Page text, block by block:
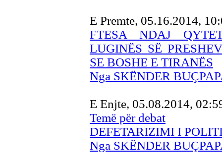
E Premte, 05.16.2014,
FTESA NDAJ
LUGINËS SË
SE BOSHE E TIRANËS
Nga SKËNDER
E Enjte, 05.08.2014,
Temë për debat
DEFETARIZIMI I
Nga SKËNDER